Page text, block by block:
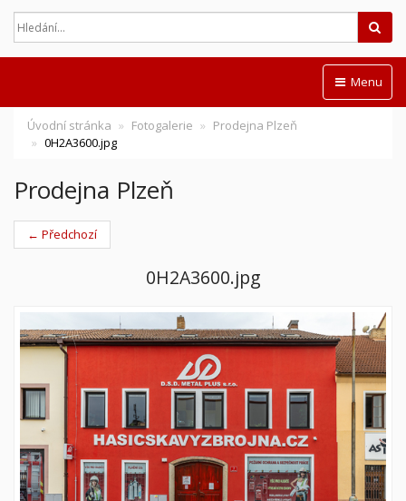
Menu
Úvodní stránka Fotogalerie
Prodejna Plzeň
0H2A3600.jpg
Prodejna Plzeň
← Předchozí
0H2A3600.jpg